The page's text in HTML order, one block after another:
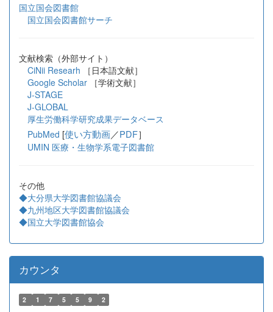
国立国会図書館
国立国会図書館サーチ
文献検索（外部サイト）
CiNii Researh ［日本語文献］
Google Scholar
［学術文献］
J-STAGE
J-GLOBAL
厚生労働科学研究成果データベース
PubMed [使い方動画／PDF］
UMIN 医療・生物学系電子図書館
その他
◆大分県大学図書館協議会
◆九州地区大学図書館協議会
◆国立大学図書館協会
カウンタ
2 1 7 5 5 9 2